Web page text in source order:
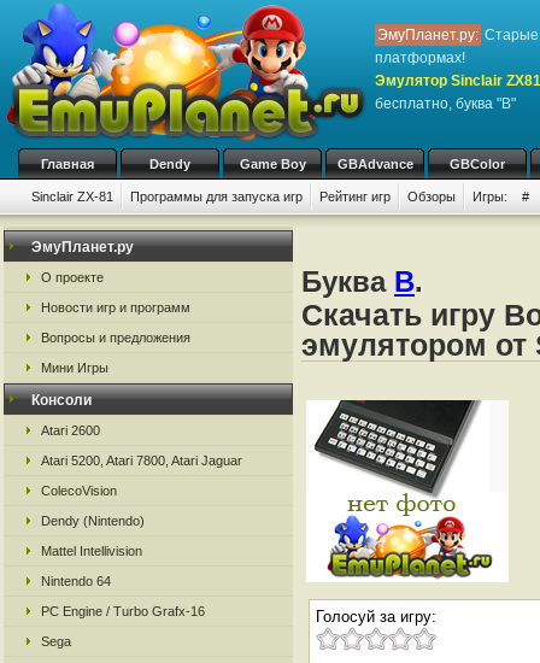
ЭмуПланет.ру: Старые
платформах!
Эмулятор Sinclair ZX81
бесплатно, буква "B"
Главная Dendy Game Boy GBAdvance GBColor
Sinclair ZX-81 Программы для запуска игр Рейтинг игр Обзоры Игры: #
ЭмуПланет.ру
О проекте
Новости игр и программ
Вопросы и предложения
Мини Игры
Консоли
Atari 2600
Atari 5200, Atari 7800, Atari Jaguar
ColecoVision
Dendy (Nintendo)
Mattel Intellivision
Nintendo 64
PC Engine / Turbo Grafx-16
Sega
Буква B.
Скачать игру
эмулятором от
Голосуй за игру: